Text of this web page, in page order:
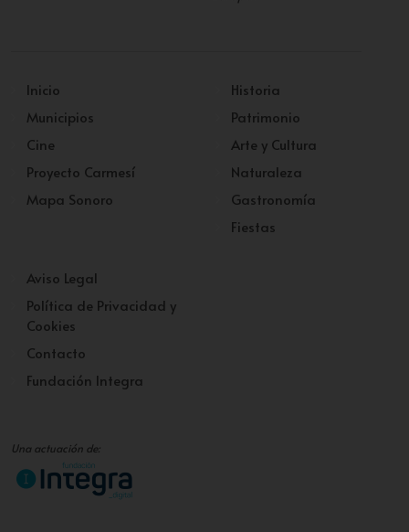
Inicio
Municipios
Cine
Proyecto Carmesí
Mapa Sonoro
Historia
Patrimonio
Arte y Cultura
Naturaleza
Gastronomía
Fiestas
Aviso Legal
Política de Privacidad y
Cookies
Contacto
Fundación Integra
Una actuación de: